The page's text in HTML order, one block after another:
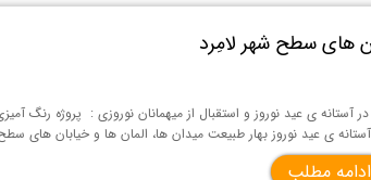
های سطح شهر لامِرد
آستانه ی عید نوروز و استقبال از میهمانان نوروزی : پروژه رنگ
ی عید نوروز بهار طبیعت میدان ها، المان ها و خیابان های سطح شهر لامرد، پروژه
ادامه مطلب